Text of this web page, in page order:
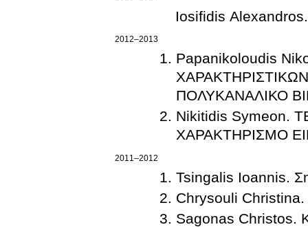
Iosifidis
2012–2013
Papanikoloudis
ΠΟΛΥΚΑΝΑΛΙΚΟ
Nikitidis Symeon.
ΧΑΡΑΚΤΗΡΙΣΜΟ
2011–2012
Tsingalis Ioannis.
Chrysouli
Sagonas